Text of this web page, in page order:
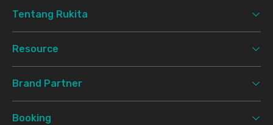
Tentang Rukita
Resource
Brand Partner
Booking